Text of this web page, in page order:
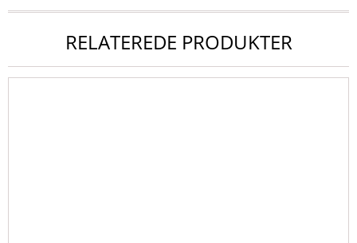
RELATEREDE PRODUKTER